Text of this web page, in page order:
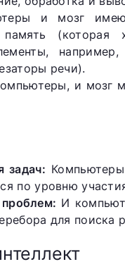
и мозг
память
речи).
и мозг
задач:
по уровню
И
для поиска